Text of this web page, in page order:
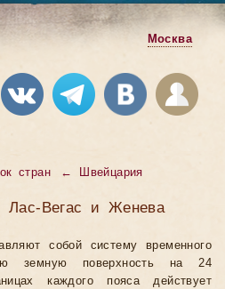
Москва
стран ← Швейцария
Лас-Вегас и Женева
собой систему временного
земную поверхность на 24
каждого пояса действует